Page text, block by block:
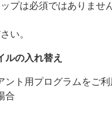
プは必須ではありませ
い。
ルの入れ替え
ント用プログラムをご
合